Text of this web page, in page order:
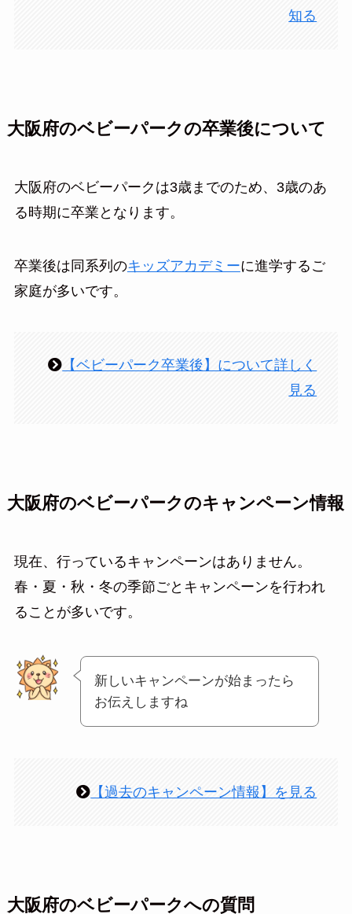
知る
大阪府のベビーパークの卒業後について
大阪府のベビーパークは3歳までのため、3歳のあ
る時期に卒業となります。
卒業後は同系列のキッズアカデミーに進学するご
家庭が多いです。
【ベビーパーク卒業後】について詳しく
見る
大阪府のベビーパークのキャンペーン情報
現在、行っているキャンペーンはありません。
春・夏・秋・冬の季節ごとキャンペーンを行われ
ることが多いです。
新しいキャンペーンが始まったら
お伝えしますね
【過去のキャンペーン情報】を見る
大阪府のベビーパークへの質問